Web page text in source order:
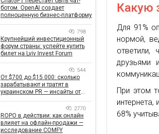
Какую
Для 91%
нормой,
ответили,
друзьями
При этом
68%
ботом. OpenAI создает
полноценную бизнес-платформу
798
Крупнейший инвестиционный
форум страны: успейте купить
билет на Lviv Invest Forum
544
От $700 до $15 000: сколько
зарабатывают и тратят в
украинском PR — инсайты от
2770
ROPO в действии: как онлайн
влияет на офлайн-продажи —
исследование COMFY